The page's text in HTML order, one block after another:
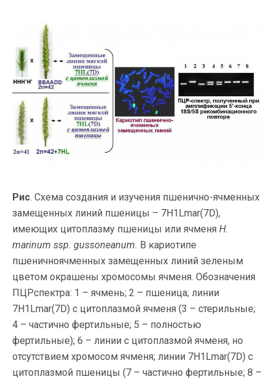
Рис. Схема создания и изучения пшенично-ячменных
замещенных линий пшеницы – 7H1Lmar(7D),
имеющих цитоплазму пшеницы или ячменя H.
marinum ssp. gussoneanum. В кариотипе
пшеничноячменных замещенных линий зеленым
цветом окрашены хромосомы ячменя. Обозначения
ПЦРспектра: 1 – ячмень; 2 – пшеница; линии
7H1Lmar(7D) с цитоплазмой ячменя (3 – стерильные;
4 – частично фертильные; 5 – полностью
фертильные); 6 – линии с цитоплазмой ячменя, но
отсутствием хромосом ячменя; линии 7H1Lmar(7D) с
цитоплазмой пшеницы (7 – частично фертильные; 8 –